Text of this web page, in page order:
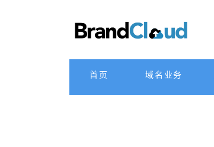
首页 域名业务